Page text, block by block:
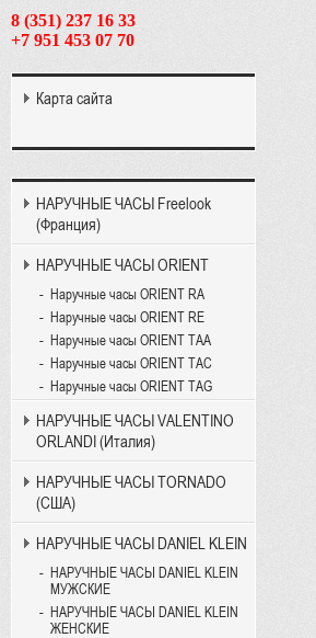
8 (351) 237 16 33
+7 951 453 07 70
Карта сайта
НАРУЧНЫЕ ЧАСЫ Freelook
(Франция)
НАРУЧНЫЕ ЧАСЫ ORIENT
Наручные часы ORIENT RA
Наручные часы ORIENT RE
Наручные часы ORIENT TAA
Наручные часы ORIENT TAC
Наручные часы ORIENT TAG
НАРУЧНЫЕ ЧАСЫ VALENTINO
ORLANDI (Италия)
НАРУЧНЫЕ ЧАСЫ TORNADO
(США)
НАРУЧНЫЕ ЧАСЫ DANIEL KLEIN
НАРУЧНЫЕ ЧАСЫ DANIEL KLEIN
МУЖСКИЕ
НАРУЧНЫЕ ЧАСЫ DANIEL KLEIN
ЖЕНСКИЕ